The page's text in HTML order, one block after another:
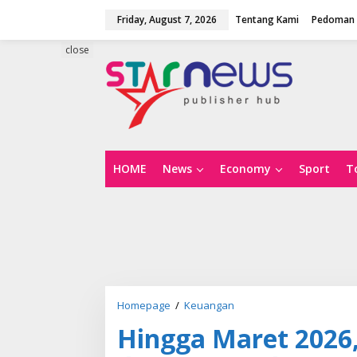
Friday, August 7, 2026 Tentang Kami Pedoman
HOME News Economy Sport
close
Homepage / Keuangan
n
g
Hingga Maret